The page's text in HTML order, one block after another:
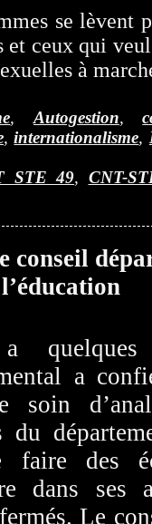
se lèvent
et ceux qui
à
, Autogestion,
,internationalisme,
STE 49, CNT-
conseil
a
soin
du
faire des
dans ses
Le